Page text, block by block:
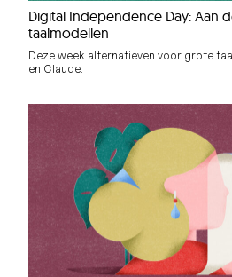
Digital Independence Day: Aan
taalmodellen
Deze week alternatieven voor grote
en Claude.